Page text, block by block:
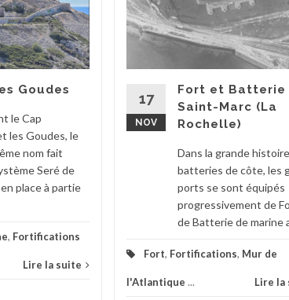
Goudes
le Cap
les Goudes, le
nom fait
Seré de
place à partie
, Fortifications
Lire la suite
17
NOV
Fort et Batterie
Saint-Marc (La
Rochelle)
Dans la grande
batteries de côte, les
ports se sont équipés
progressivement de
de Batterie de marine
Fort, Fortifications, Mur de
l'Atlantique ... Lire la